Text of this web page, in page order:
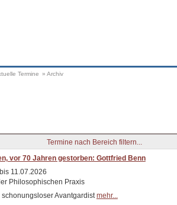
Termine » Archiv
vor 70 Jahren gestorben: Gottfried Benn
11.07.2026
Philosophischen Praxis
Avantgardistmehr...